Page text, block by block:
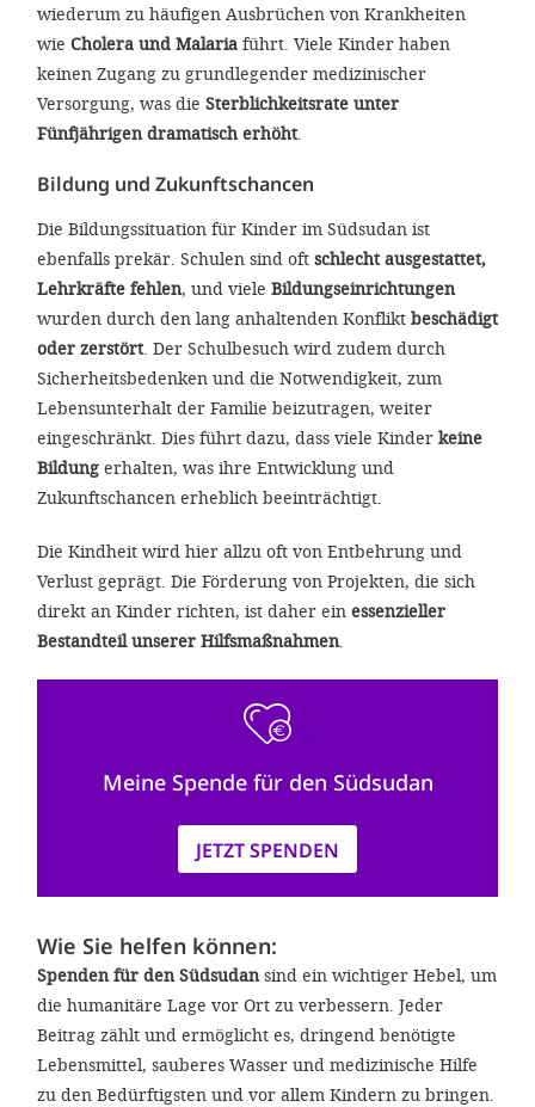
wiederum zu häufigen Ausbrüchen von Krankheiten
wie Cholera und Malaria führt. Viele Kinder haben
keinen Zugang zu grundlegender medizinischer
Versorgung, was die Sterblichkeitsrate unter
Fünfjährigen dramatisch erhöht
Bildung und Zukunftschancen
Die Bildungssituation für Kinder im Südsudan ist
ebenfalls prekär. Schulen sind oft schlecht ausgestattet,
Lehrkräfte fehlen, und viele Bildungseinrichtungen
wurden durch den lang anhaltenden Konflikt beschädigt
oder zerstört . Der Schulbesuch wird zudem durch
Sicherheitsbedenken und die Notwendigkeit, zum
Lebensunterhalt der Familie beizutragen, weiter
eingeschränkt. Dies führt dazu, dass viele Kinder keine
Bildung erhalten, was ihre Entwicklung und
Zukunftschancen erheblich beeinträchtigt.
Die Kindheit wird hier allzu oft von Entbehrung und
Verlust geprägt. Die Förderung von Projekten, die sich
direkt an Kinder richten, ist daher ein essenzieller
Bestandteil unserer Hilfsmaßnahmen
Meine Spende für den Südsudan
JETZT SPENDEN
Wie Sie helfen können:
Spenden für den Südsudan sind ein wichtiger Hebel, um
die humanitäre Lage vor Ort zu verbessern. Jeder
Beitrag zählt und ermöglicht es, dringend benötigte
Lebensmittel, sauberes Wasser und medizinische Hilfe
zu den Bedürftigsten und vor allem Kindern zu bringen.